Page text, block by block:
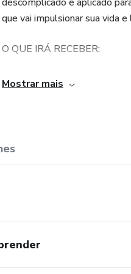
que vai impulsionar sua vida
O QUE IRÁ RECEBER:
O Método Brandt é
Teste de autoconhecimento
Mostrar mais